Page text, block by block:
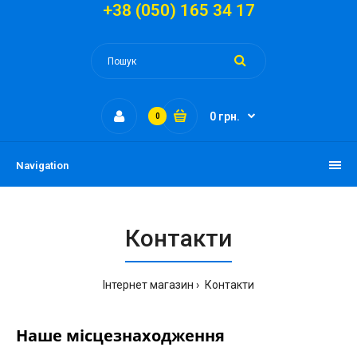
+38 (050) 165 34 17
0 0 грн.
Navigation
Контакти
Інтернет магазин Контакти
Наше місцезнаходження